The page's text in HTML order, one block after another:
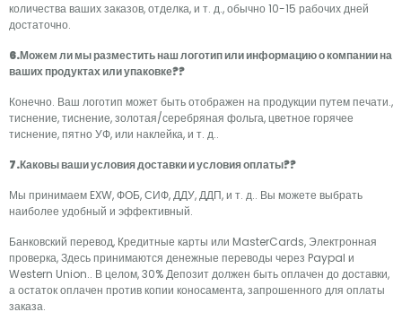
количества ваших заказов, отделка, и т. д., обычно 10-15 рабочих дней
достаточно.
6.Можем ли мы разместить наш логотип или информацию о компании на
ваших продуктах или упаковке??
Конечно. Ваш логотип может быть отображен на продукции путем печати.,
тиснение, тиснение, золотая/серебряная фольга, цветное горячее
тиснение, пятно УФ, или наклейка, и т. д..
7.Каковы ваши условия доставки и условия оплаты??
Мы принимаем EXW, ФОБ, СИФ, ДДУ, ДДП, и т. д.. Вы можете выбрать
наиболее удобный и эффективный.
Банковский перевод, Кредитные карты или MasterCards, Электронная
проверка, Здесь принимаются денежные переводы через Paypal и
Western Union.. В целом, 30% Депозит должен быть оплачен до доставки,
а остаток оплачен против копии коносамента, запрошенного для оплаты
заказа.